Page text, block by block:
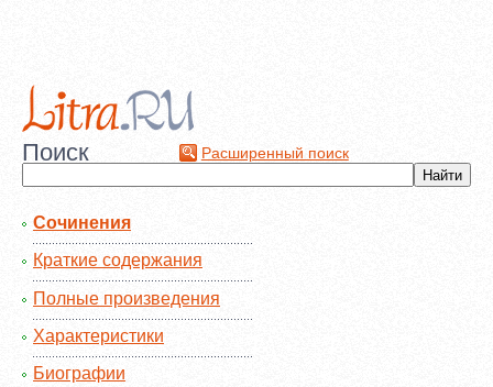
Поиск Расширенный поиск
Сочинения
Краткие содержания
Полные произведения
Характеристики
Биографии